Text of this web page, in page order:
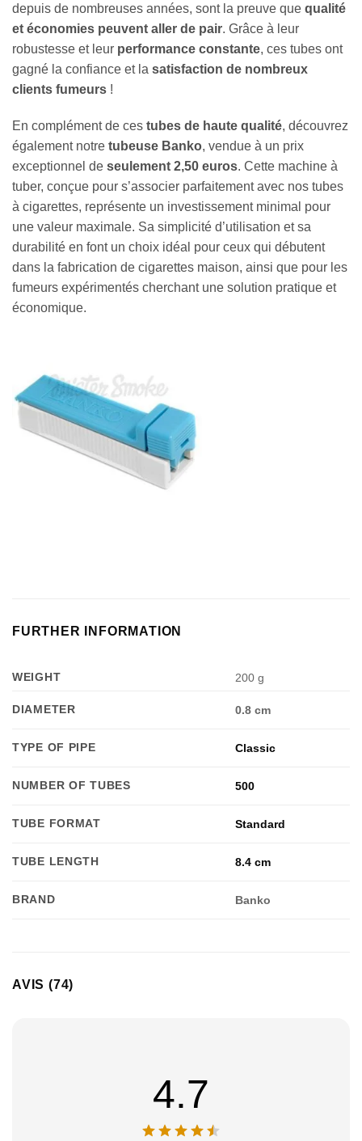
depuis de nombreuses années, sont la preuve que qualité
et économies peuvent aller de pair. Grâce à leur
robustesse et leur performance constante, ces tubes ont
gagné la confiance et la satisfaction de nombreux
clients fumeurs !
En complément de ces tubes de haute qualité, découvrez
également notre tubeuse Banko, vendue à un prix
exceptionnel de seulement 2,50 euros. Cette machine à
tuber, conçue pour s’associer parfaitement avec nos tubes
à cigarettes, représente un investissement minimal pour
une valeur maximale. Sa simplicité d’utilisation et sa
durabilité en font un choix idéal pour ceux qui débutent
dans la fabrication de cigarettes maison, ainsi que pour les
fumeurs expérimentés cherchant une solution pratique et
économique.
FURTHER INFORMATION
WEIGHT 200 g
DIAMETER 0.8 cm
TYPE OF PIPE Classic
NUMBER OF TUBES 500
TUBE FORMAT Standard
TUBE LENGTH 8.4 cm
BRAND Banko
AVIS (74)
4.7